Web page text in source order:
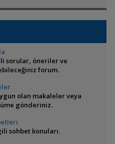
sorular, öneriler ve
forum.
olan makaleler veya
gönderiniz.
sohbet konuları.